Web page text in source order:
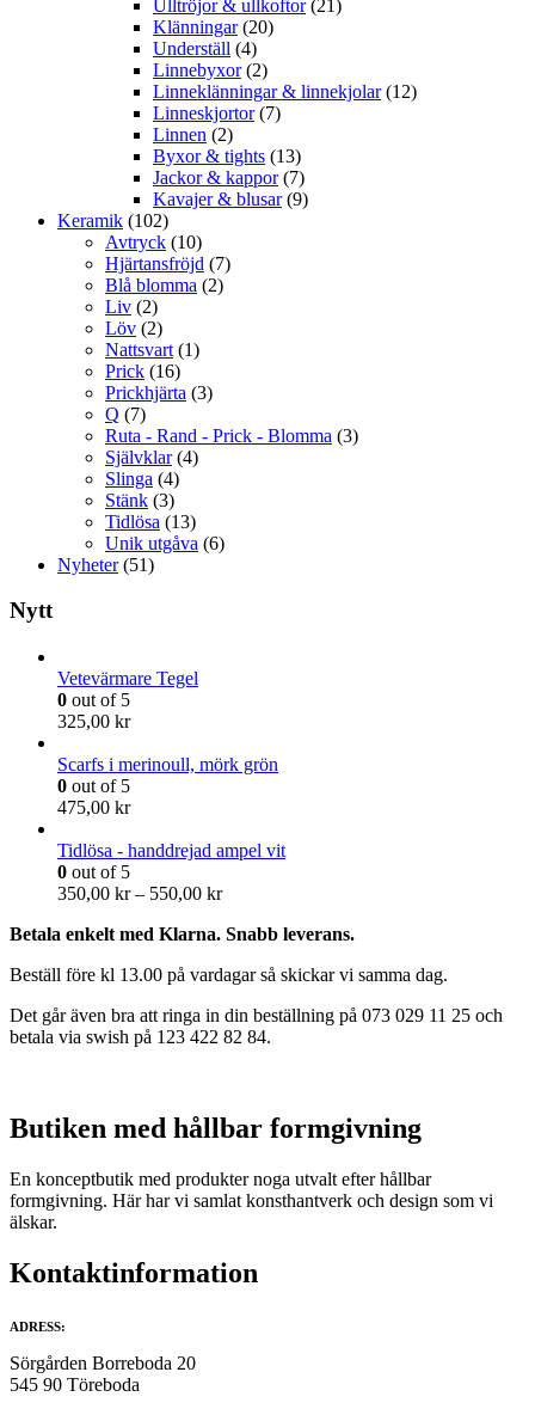
Ulltröjor & ullkoftor (21)
Klänningar (20)
Underställ (4)
Linnebyxor (2)
Linneklänningar & linnekjolar (12)
Linneskjortor (7)
Linnen (2)
Byxor & tights (13)
Jackor & kappor (7)
Kavajer & blusar (9)
Keramik (102)
Avtryck (10)
Hjärtansfröjd (7)
Blå blomma (2)
Liv (2)
Löv (2)
Nattsvart (1)
Prick (16)
Prickhjärta (3)
Q (7)
Ruta - Rand - Prick - Blomma (3)
Självklar (4)
Slinga (4)
Stänk (3)
Tidlösa (13)
Unik utgåva (6)
Nyheter (51)
Nytt
Vetevärmare Tegel
0 out of 5
325,00 kr
Scarfs i merinoull, mörk grön
0 out of 5
475,00 kr
Tidlösa - handdrejad ampel vit
0 out of 5
350,00 kr– 550,00 kr
Betala enkelt med Klarna. Snabb leverans.
Beställ före kl 13.00 på vardagar så skickar vi samma dag.
Det går även bra att ringa in din beställning på 073 029 11 25 och
betala via swish på 123 422 82 84.
Butiken med hållbar formgivning
En konceptbutik med produkter noga utvalt efter hållbar
formgivning. Här har vi samlat konsthantverk och design som vi
älskar.
Kontaktinformation
ADRESS:
Sörgården Borreboda 20
545 90 Töreboda